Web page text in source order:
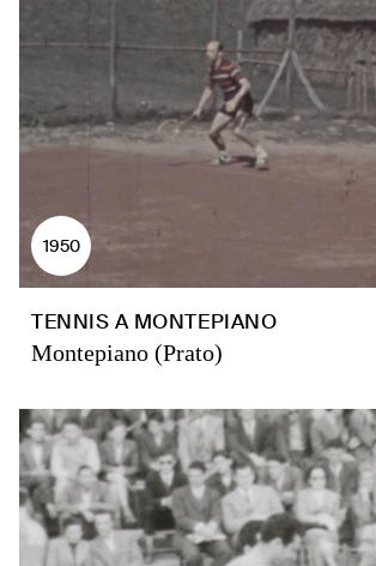
1950
TENNIS A MONTEPIANO
Montepiano (Prato)